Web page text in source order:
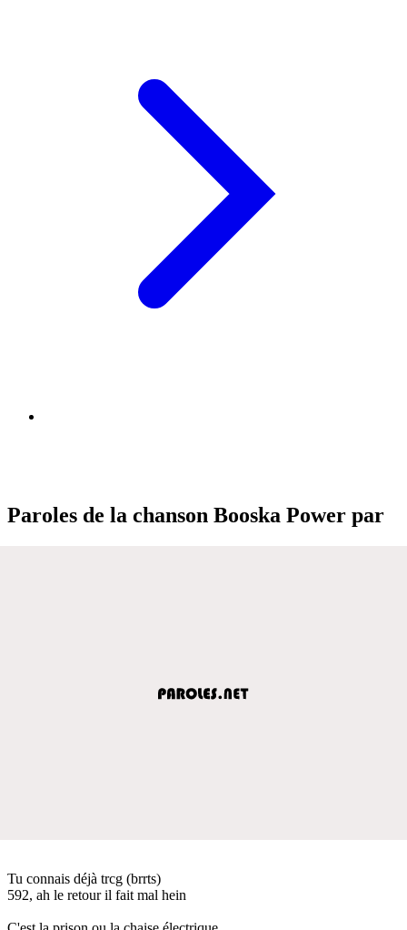
Paroles de la chanson Booska Power par
Tu connais déjà trcg (brrts)
592, ah le retour il fait mal hein